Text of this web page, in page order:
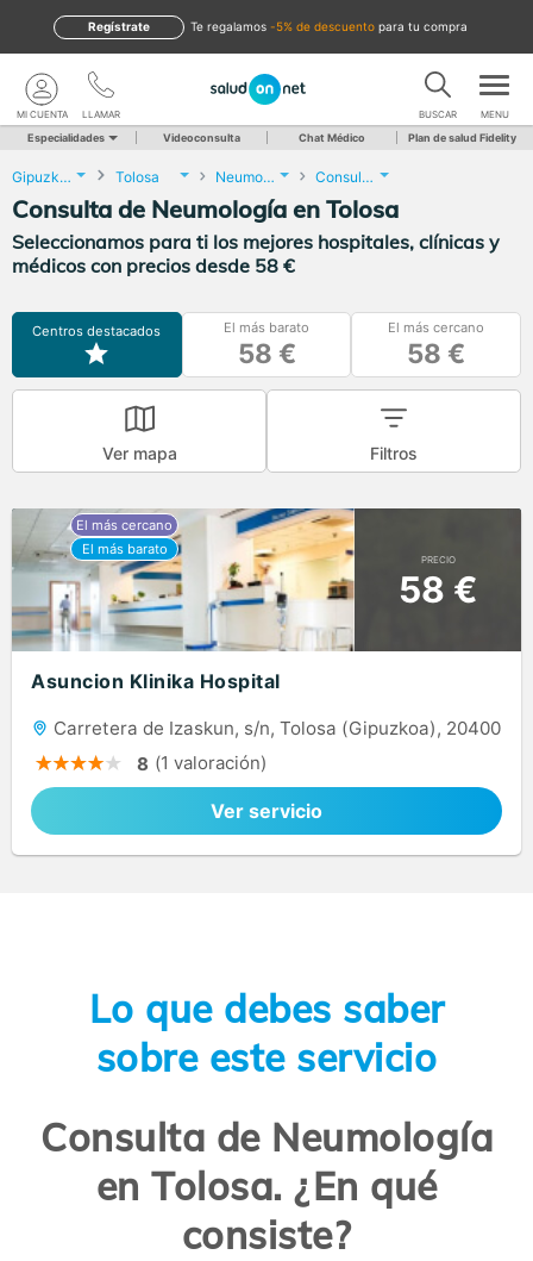
te regalamos -5% de descuento para tu compra
Regístrate
LLAMAR
MI CUENTA BUSCAR MENU
Especialidades Videoconsulta Chat Médico Plan de salud Fidelity
Gipuzkoa Tolosa Neumología Consulta de Neumología
Consulta de Neumología en Tolosa
Seleccionamos para ti los mejores hospitales, clínicas y
médicos con precios desde 58 €
Centros destacados El más barato
58 €
El más cercano
58 €
Ver mapa Filtros
PRECIO
58 €
Asuncion Klinika Hospital
Carretera de Izaskun, s/n, Tolosa (Gipuzkoa), 20400
8 (1 valoración)
Ver servicio
Lo que debes saber
sobre este servicio
Consulta de Neumología
en Tolosa. ¿En qué
consiste?